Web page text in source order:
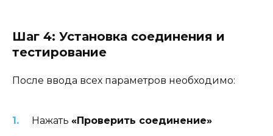
Шаг 4: Установка соединения и
тестирование
После ввода всех параметров необходимо:
Нажать «Проверить соединение»